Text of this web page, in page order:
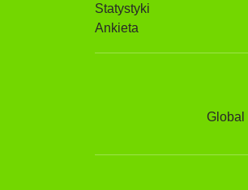
Statystyki
Ankieta
Global